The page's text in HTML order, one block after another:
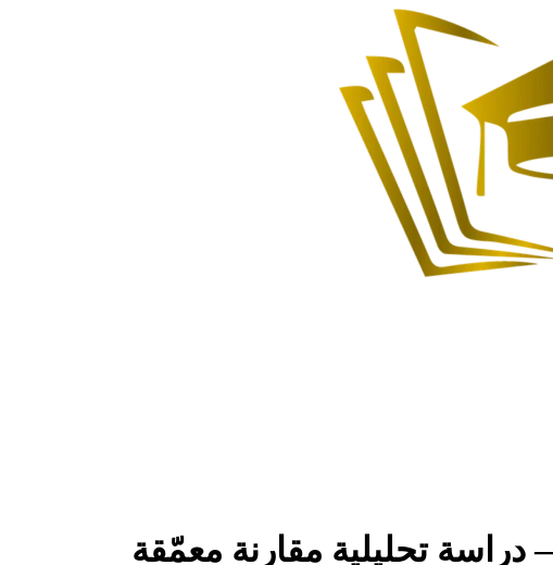
دراسة تحليلية مقارنة معمّقة